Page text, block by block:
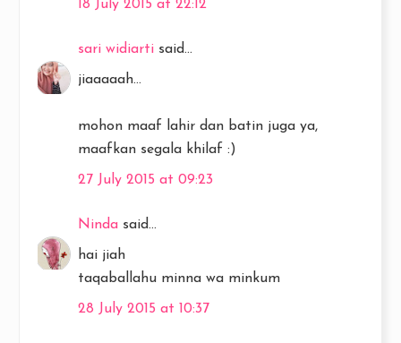
18 July 2015 at 22:12
sari widiarti said...
jiaaaaah...
mohon maaf lahir dan batin juga ya,
maafkan segala khilaf :)
27 July 2015 at 09:23
Ninda said...
hai jiah
taqaballahu minna wa minkum
28 July 2015 at 10:37